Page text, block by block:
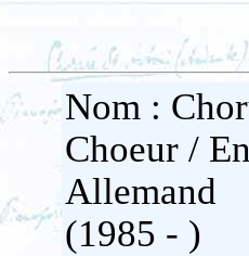
Nom :
Choeur /
Allemand
(1985 - )